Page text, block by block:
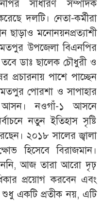
সাধারণ সম্পাদক
দলটি। নেতা-কর্মীরা
ছাড়াও মনোনয়নপ্রত্যাশী
উপজেলা বিএনপির
ডাঃ ছালেক চৌধুরী ও
প্রচারনায় পাশে পাচ্ছেন
পোরশা ও সাপাহার
নওগাঁ-১ আসনে
নতুন ইতিহাস সৃষ্টি
২০১৮ সালের জ্বালা
হিসেবে বিরাজমান।
আজ তারা আরো দৃঢ়
প্রয়োগ করবেন এবং
শুধু একটি প্রতীক নয়, এটি